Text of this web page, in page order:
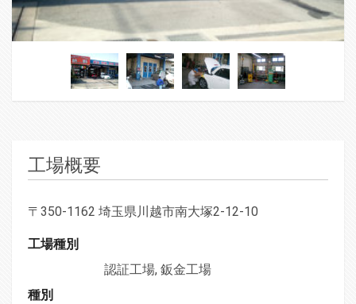
工場概要
〒350-1162 埼玉県川越市南大塚2-12-10
工場種別
認証工場, 鈑金工場
種別